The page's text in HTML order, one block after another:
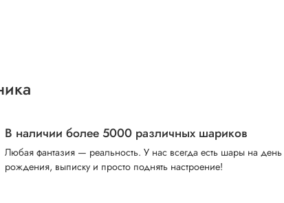
В наличии более 5000 различных шариков
Любая фантазия — реальность. У нас всегда есть шары на день
рождения, выписку и просто поднять настроение!